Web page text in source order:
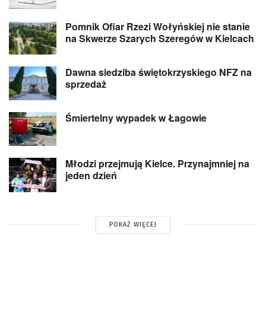
Pomnik Ofiar Rzezi Wołyńskiej nie stanie
na Skwerze Szarych Szeregów w Kielcach
Dawna siedziba świętokrzyskiego NFZ na
sprzedaż
Śmiertelny wypadek w Łagowie
Młodzi przejmują Kielce. Przynajmniej na
jeden dzień
POKAŻ WIĘCEJ